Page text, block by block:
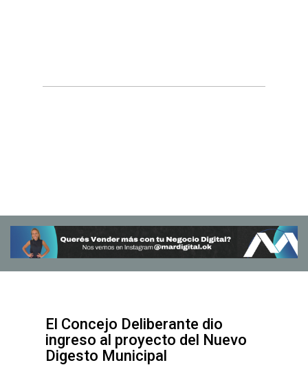
El Concejo Deliberante dio
ingreso al proyecto del Nuevo
Digesto Municipal